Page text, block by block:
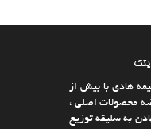
هادی با بیش از
محصولات اصلی ،
به سلیقه توزیع